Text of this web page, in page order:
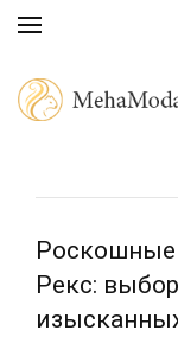
Рекс: